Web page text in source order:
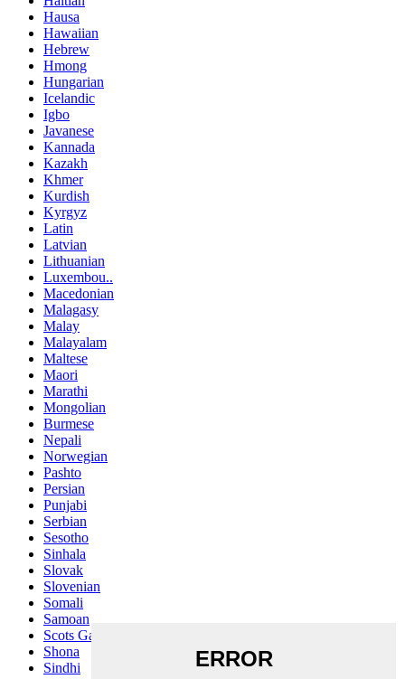
Hausa
Hawaiian
Hebrew
Hmong
Hungarian
Icelandic
Igbo
Javanese
Kannada
Kazakh
Khmer
Kurdish
Kyrgyz
Latin
Latvian
Lithuanian
Luxembou..
Macedonian
Malagasy
Malay
Malayalam
Maltese
Maori
Marathi
Mongolian
Burmese
Nepali
Norwegian
Pashto
Persian
Punjabi
Serbian
Sesotho
Sinhala
Slovak
Slovenian
Somali
Samoan
Scots Gaelic
Shona
Sindhi